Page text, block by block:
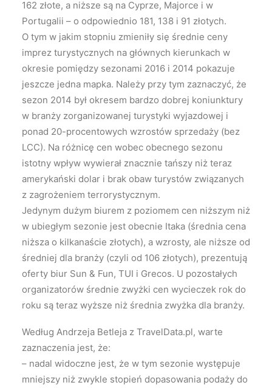
162 złote, a niższe są na Cyprze, Majorce i w
Portugalii – o odpowiednio 181, 138 i 91 złotych.
O tym w jakim stopniu zmieniły się średnie ceny
imprez turystycznych na głównych kierunkach w
okresie pomiędzy sezonami 2016 i 2014 pokazuje
jeszcze jedna mapka. Należy przy tym zaznaczyć, że
sezon 2014 był okresem bardzo dobrej koniunktury
w branży zorganizowanej turystyki wyjazdowej i
ponad 20-procentowych wzrostów sprzedaży (bez
LCC). Na różnicę cen wobec obecnego sezonu
istotny wpływ wywierał znacznie tańszy niż teraz
amerykański dolar i brak obaw turystów związanych
z zagrożeniem terrorystycznym.
Jedynym dużym biurem z poziomem cen niższym niż
w ubiegłym sezonie jest obecnie Itaka (średnia cena
niższa o kilkanaście złotych), a wzrosty, ale niższe od
średniej dla branży (czyli od 106 złotych), prezentują
oferty biur Sun & Fun, TUI i Grecos. U pozostałych
organizatorów średnie zwyżki cen wycieczek rok do
roku są teraz wyższe niż średnia zwyżka dla branży.
Według Andrzeja Betleja z TravelData.pl, warte
zaznaczenia jest, że:
– nadal widoczne jest, że w tym sezonie występuje
mniejszy niż zwykle stopień dopasowania podaży do